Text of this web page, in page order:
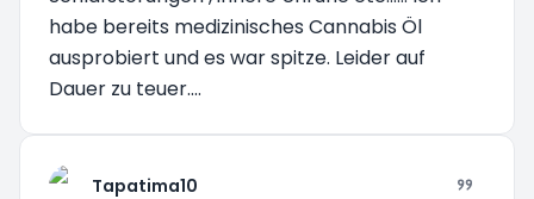
habe bereits medizinisches Cannabis Öl
ausprobiert und es war spitze. Leider auf
Dauer zu teuer....
Tapatima10